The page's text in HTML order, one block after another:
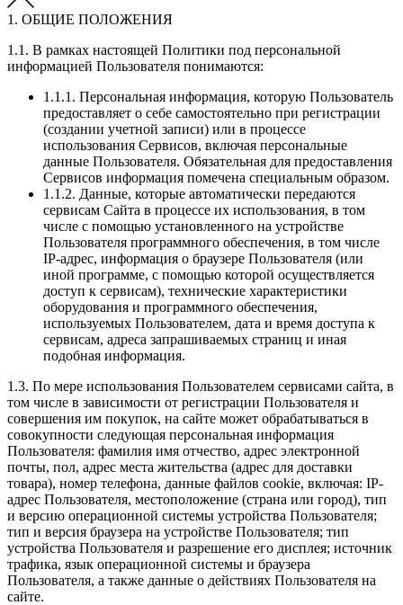
1. ОБЩИЕ ПОЛОЖЕНИЯ
1.1. В рамках настоящей Политики под персональной
информацией Пользователя понимаются:
1.1.1. Персональная информация, которую Пользователь
предоставляет о себе самостоятельно при регистрации
(создании учетной записи) или в процессе
использования Сервисов, включая персональные
данные Пользователя. Обязательная для предоставления
Сервисов информация помечена специальным образом.
1.1.2. Данные, которые автоматически передаются
сервисам Сайта в процессе их использования, в том
числе с помощью установленного на устройстве
Пользователя программного обеспечения, в том числе
IP-адрес, информация о браузере Пользователя (или
иной программе, с помощью которой осуществляется
доступ к сервисам), технические характеристики
оборудования и программного обеспечения,
используемых Пользователем, дата и время доступа к
сервисам, адреса запрашиваемых страниц и иная
подобная информация.
1.3. По мере использования Пользователем сервисами сайта, в
том числе в зависимости от регистрации Пользователя и
совершения им покупок, на сайте может обрабатываться в
совокупности следующая персональная информация
Пользователя: фамилия имя отчество, адрес электронной
почты, пол, адрес места жительства (адрес для доставки
товара), номер телефона, данные файлов cookie, включая: IP-
адрес Пользователя, местоположение (страна или город), тип
и версию операционной системы устройства Пользователя;
тип и версия браузера на устройстве Пользователя; тип
устройства Пользователя и разрешение его дисплея; источник
трафика, язык операционной системы и браузера
Пользователя, а также данные о действиях Пользователя на
сайте.